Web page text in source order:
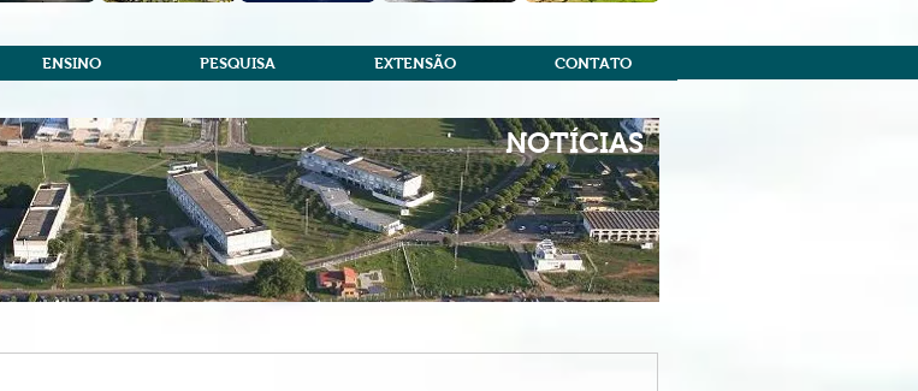
ENSINO PESQUISA EXTENSÃO CONTATO
NOTÍCIAS